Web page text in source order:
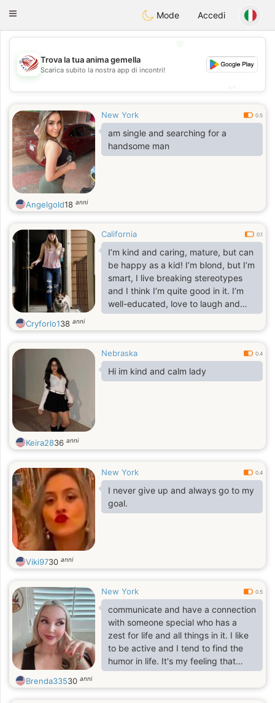
StatesDating
Toggle
Mode Accedi
💖
💕
Trova la tua anima gemella
Scarica subito la nostra app di incontri!
New York 0.5
am single and searching for a
handsome man
Angelgold18 anni
California 0.1
I’m kind and caring, mature, but can
be happy as a kid! I’m blond, but I’m
smart, I live breaking stereotypes
and I think I’m quite good in it. I’m
well-educated, love to laugh and
hate being bored.
Cryforlo138 anni
Nebraska 0.4
Hi im kind and calm lady
Keira2836 anni
New York 0.4
I never give up and always go to my
goal.
Viki9730 anni
New York 0.5
communicate and have a connection
with someone special who has a
zest for life and all things in it. I like
to be active and I tend to find the
humor in life. It's my feeling that
people need adventure, laughter
and passion.
Brenda33530 anni